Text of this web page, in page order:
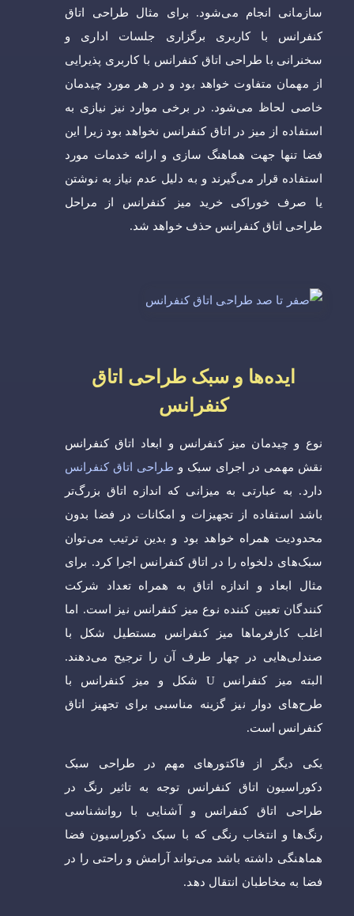
سازمانی انجام می‌شود. برای مثال طراحی اتاق
کنفرانس با کاربری برگزاری جلسات اداری و
سخنرانی با طراحی اتاق کنفرانس با کاربری پذیرایی
از مهمان متفاوت خواهد بود و در هر مورد چیدمان
خاصی لحاظ می‌شود. در برخی موارد نیز نیازی به
استفاده از میز در اتاق کنفرانس نخواهد بود زیرا این
فضا تنها جهت هماهنگ سازی و ارائه خدمات مورد
استفاده قرار می‌گیرند و به دلیل عدم نیاز به نوشتن
یا صرف خوراکی خرید میز کنفرانس از مراحل
طراحی اتاق کنفرانس حذف خواهد شد.
ایده‌ها و سبک طراحی اتاق
کنفرانس
نوع و چیدمان میز کنفرانس و ابعاد اتاق کنفرانس
نقش مهمی در اجرای سبک و طراحی اتاق کنفرانس
دارد. به عبارتی به میزانی که اندازه اتاق بزرگ‌تر
باشد استفاده از تجهیزات و امکانات در فضا بدون
محدودیت همراه خواهد بود و بدین ترتیب می‌توان
سبک‌های دلخواه را در اتاق کنفرانس اجرا کرد. برای
مثال ابعاد و اندازه اتاق به همراه تعداد شرکت
کنندگان تعیین کننده نوع میز کنفرانس نیز است. اما
اغلب کارفرماها میز کنفرانس مستطیل شکل با
صندلی‌هایی در چهار طرف آن را ترجیح می‌دهند.
البته میز کنفرانس U شکل و میز کنفرانس با
طرح‌های دوار نیز گزینه مناسبی برای تجهیز اتاق
کنفرانس است.
یکی دیگر از فاکتورهای مهم در طراحی سبک
دکوراسیون اتاق کنفرانس توجه به تاثیر رنگ در
طراحی اتاق کنفرانس و آشنایی با روانشناسی
رنگ‌ها و انتخاب رنگی که با سبک دکوراسیون فضا
هماهنگی داشته باشد می‌تواند آرامش و راحتی را در
فضا به مخاطبان انتقال ‌دهد.